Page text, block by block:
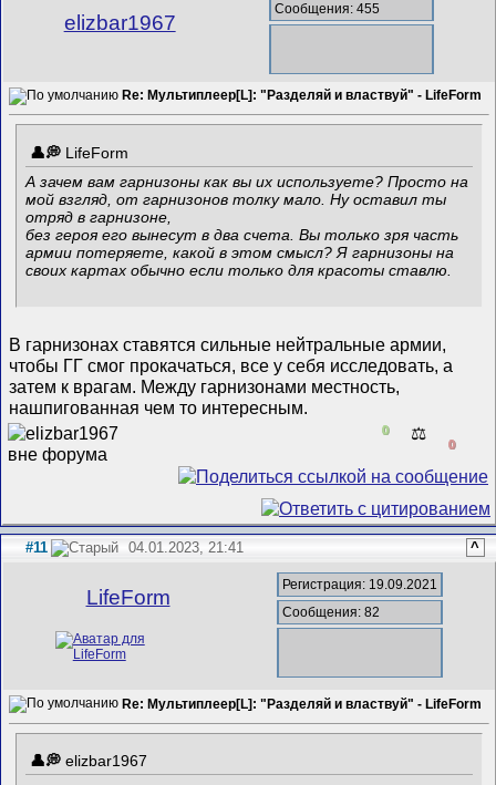
elizbar1967
Сообщения: 455
Re: Мультиплеер[L]: "Разделяй и властвуй" - LifeForm
LifeForm
А зачем вам гарнизоны как вы их используете? Просто на
мой взгляд, от гарнизонов толку мало. Ну оставил ты
отряд в гарнизоне,
без героя его вынесут в два счета. Вы только зря часть
армии потеряете, какой в этом смысл? Я гарнизоны на
своих картах обычно если только для красоты ставлю.
В гарнизонах ставятся сильные нейтральные армии,
чтобы ГГ смог прокачаться, все у себя исследовать, а
затем к врагам. Между гарнизонами местность,
нашпигованная чем то интересным.
0 ⚖️
0
#11 04.01.2023, 21:41 ^
LifeForm
Регистрация: 19.09.2021
Сообщения: 82
Re: Мультиплеер[L]: "Разделяй и властвуй" - LifeForm
elizbar1967